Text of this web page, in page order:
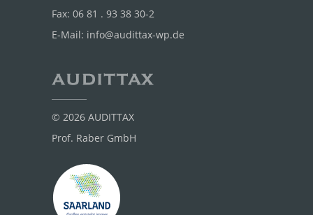
Fax: 06 81 . 93 38 30-2
E-Mail: info@audittax-wp.de
© 2026 AUDITTAX
Prof. Raber GmbH